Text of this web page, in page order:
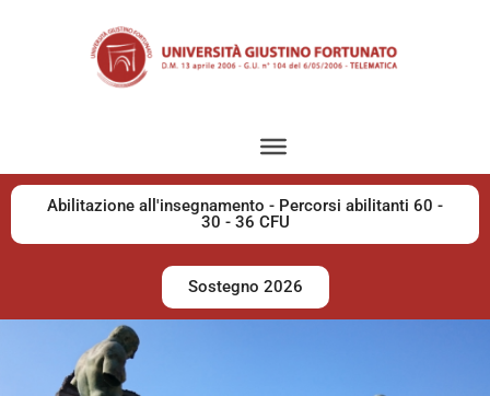
Abilitazione all'insegnamento - Percorsi abilitanti 60 -
30 - 36 CFU
Sostegno 2026